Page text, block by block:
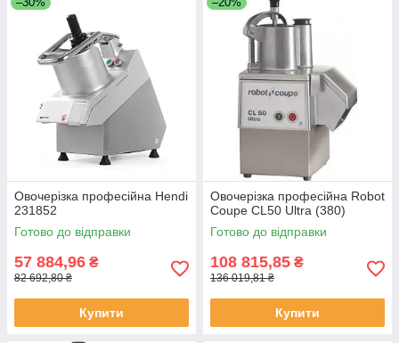
Овочерізка професійна Hendi
231852
Готово до відправки
57 884,96 ₴
82 692,80 ₴
Купити
Овочерізка професійна Robot
Coupe CL50 Ultra (380)
Готово до відправки
108 815,85 ₴
136 019,81 ₴
Купити